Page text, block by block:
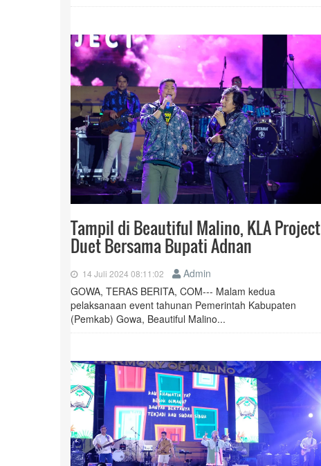
Tampil di Beautiful Malino, KLA Project
Duet Bersama Bupati Adnan
14 Juli 2024 08:11:02
Admin
GOWA, TERAS BERITA, COM--- Malam kedua
pelaksanaan event tahunan Pemerintah Kabupaten
(Pemkab) Gowa, Beautiful Malino...